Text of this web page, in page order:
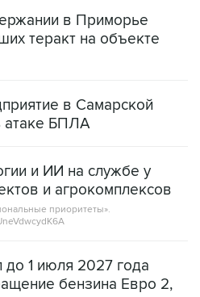
в Приморье
теракт на объекте
в Самарской
атаке БПЛА
и ИИ на службе у
и агрокомплексов
приоритеты».
1 июля 2027 года
бензина Евро 2,